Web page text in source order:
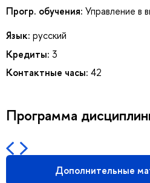
Прогр. обучения: Управление в
Язык: русский
Кредиты: 3
Контактные часы: 42
Программа
Дополнительные